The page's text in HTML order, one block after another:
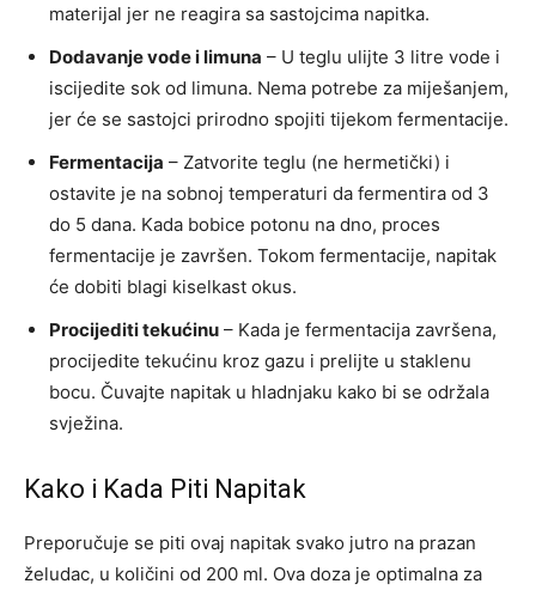
materijal jer ne reagira sa sastojcima napitka.
Dodavanje vode i limuna – U teglu ulijte 3 litre vode i
iscijedite sok od limuna. Nema potrebe za miješanjem,
jer će se sastojci prirodno spojiti tijekom fermentacije.
Fermentacija – Zatvorite teglu (ne hermetički) i
ostavite je na sobnoj temperaturi da fermentira od 3
do 5 dana. Kada bobice potonu na dno, proces
fermentacije je završen. Tokom fermentacije, napitak
će dobiti blagi kiselkast okus.
Procijediti tekućinu – Kada je fermentacija završena,
procijedite tekućinu kroz gazu i prelijte u staklenu
bocu. Čuvajte napitak u hladnjaku kako bi se održala
svježina.
Kako i Kada Piti Napitak
Preporučuje se piti ovaj napitak svako jutro na prazan
želudac, u količini od 200 ml. Ova doza je optimalna za